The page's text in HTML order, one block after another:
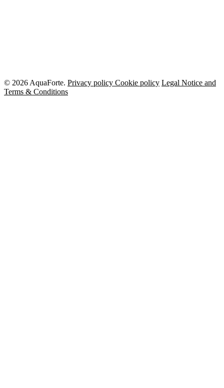
© 2026 AquaForte. Privacy policy Cookie policy Legal Notice and
Terms & Conditions